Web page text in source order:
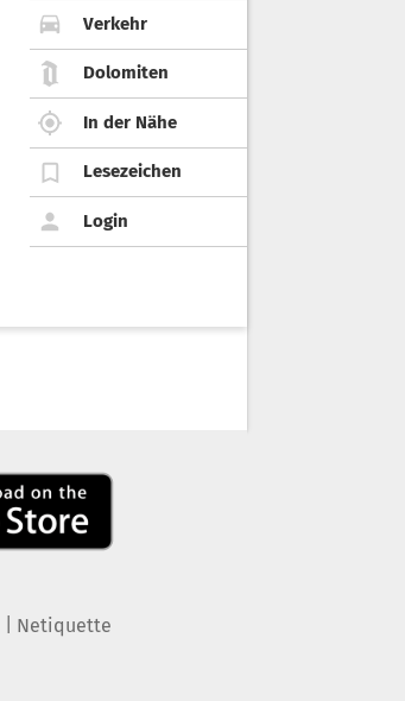
Verkehr
Dolomiten
In der Nähe
Lesezeichen
Login
Netiquette